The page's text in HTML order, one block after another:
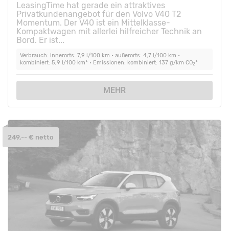
LeasingTime hat gerade ein attraktives
Privatkundenangebot für den Volvo V40 T2
Momentum. Der V40 ist ein Mittelklasse-
Kompaktwagen mit allerlei hilfreicher Technik an
Bord. Er ist...
Verbrauch: innerorts: 7,9 l/100 km • außerorts: 4,7 l/100 km •
kombiniert: 5,9 l/100 km* • Emissionen: kombiniert: 137 g/km CO2*
MEHR
249,-- € netto